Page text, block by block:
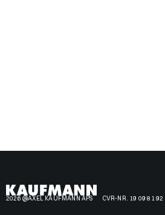
2026 @AXEL KAUFMANN APS CVR-NR. 19 09 81 92